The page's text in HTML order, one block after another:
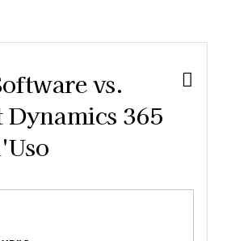
vs.
365